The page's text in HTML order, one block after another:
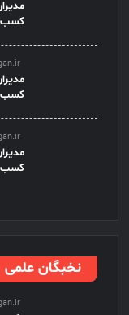
کسب
کسب
کسب
نخبگان علمی